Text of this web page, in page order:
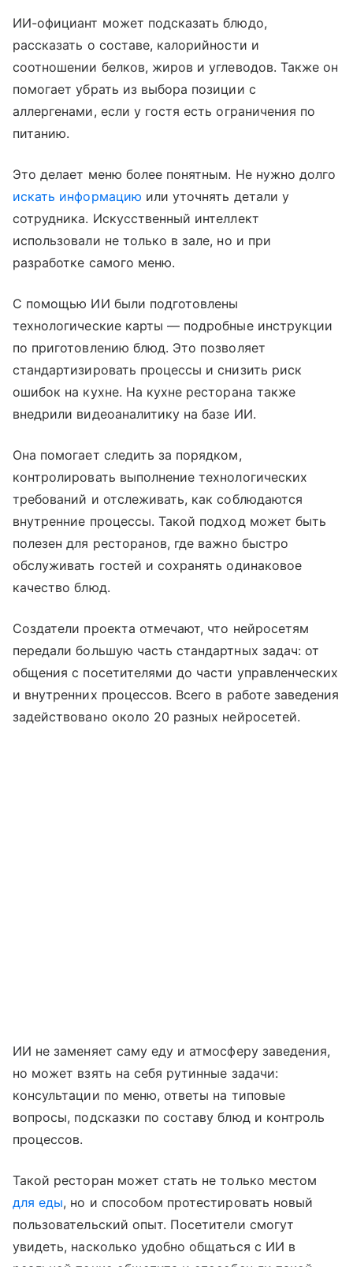
ИИ-официант может подсказать блюдо,
рассказать о составе, калорийности и
соотношении белков, жиров и углеводов. Также он
помогает убрать из выбора позиции с
аллергенами, если у гостя есть ограничения по
питанию.
Это делает меню более понятным. Не нужно долго
искать информацию или уточнять детали у
сотрудника. Искусственный интеллект
использовали не только в зале, но и при
разработке самого меню.
С помощью ИИ были подготовлены
технологические карты — подробные инструкции
по приготовлению блюд. Это позволяет
стандартизировать процессы и снизить риск
ошибок на кухне. На кухне ресторана также
внедрили видеоаналитику на базе ИИ.
Она помогает следить за порядком,
контролировать выполнение технологических
требований и отслеживать, как соблюдаются
внутренние процессы. Такой подход может быть
полезен для ресторанов, где важно быстро
обслуживать гостей и сохранять одинаковое
качество блюд.
Создатели проекта отмечают, что нейросетям
передали большую часть стандартных задач: от
общения с посетителями до части управленческих
и внутренних процессов. Всего в работе заведения
задействовано около 20 разных нейросетей.
ИИ не заменяет саму еду и атмосферу заведения,
но может взять на себя рутинные задачи:
консультации по меню, ответы на типовые
вопросы, подсказки по составу блюд и контроль
процессов.
Такой ресторан может стать не только местом
для еды, но и способом протестировать новый
пользовательский опыт. Посетители смогут
увидеть, насколько удобно общаться с ИИ в